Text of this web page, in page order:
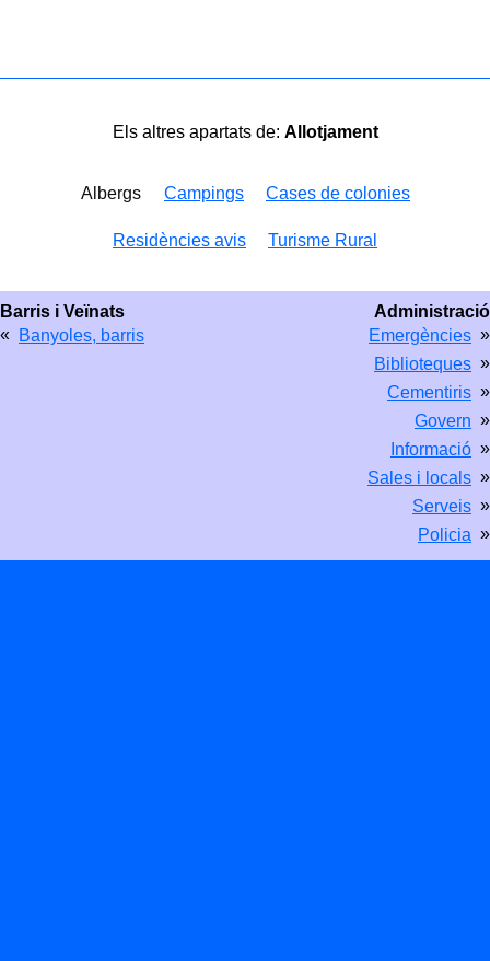
Els altres apartats de: Allotjament
Albergs Campings Cases de colonies
Residències avis Turisme Rural
Administració
Emergències »
Biblioteques »
Cementiris »
Govern »
Informació »
Sales i locals »
Serveis »
Policia »
Barris i Veïnats
« Banyoles, barris